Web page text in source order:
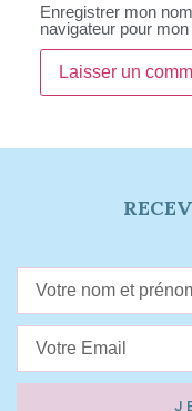
Enregistrer mon
navigateur pour